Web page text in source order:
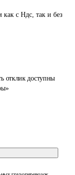
отклик доступны
как с Ндс, так и без